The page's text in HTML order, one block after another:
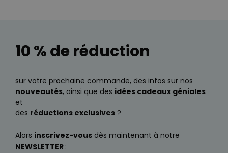
10 % de réduction
sur votre prochaine commande, des infos sur nos
nouveautés, ainsi que des idées cadeaux géniales
et
des réductions exclusives ?
Alors inscrivez-vous dès maintenant à notre
NEWSLETTER :